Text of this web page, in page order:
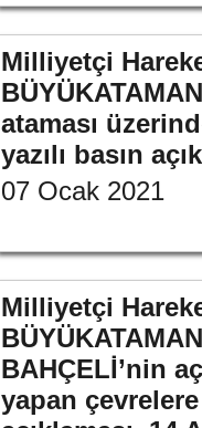
Milliyetçi
ataması
yazılı basın
07 Ocak 2021
Milliyetçi
BAHÇELİ’nin
yapan